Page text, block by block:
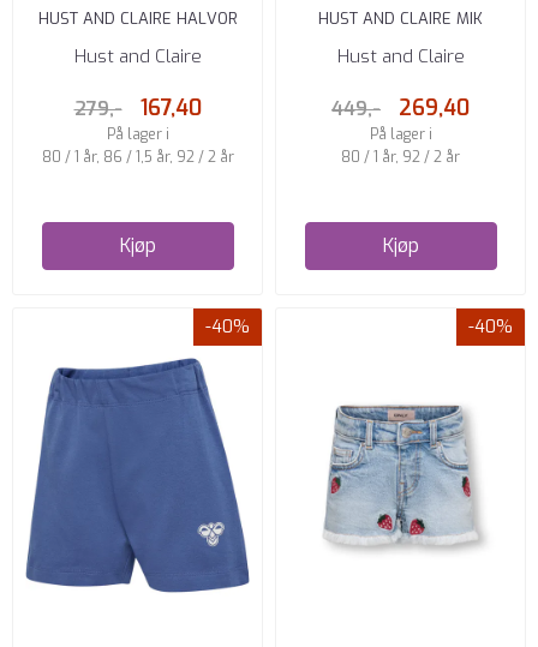
HUST AND CLAIRE HALVOR
STRIPETE SHORTS ICEBERG
Hust and Claire
279,- 167,40
På lager i
80 / 1 år, 86 / 1,5 år, 92 / 2 år
Kjøp
HUST AND CLAIRE MIK
MUSSELINSHORTS ICEBERG
Hust and Claire
449,- 269,40
På lager i
80 / 1 år, 92 / 2 år
Kjøp
-40% -40%